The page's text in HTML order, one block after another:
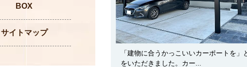
「建物に合うかっこいいカーポートを」
をいただきました。カー...
BOX
サイトマップ